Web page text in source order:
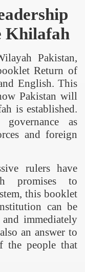
Khilafah
Pakistan,
Return of
English. This
Pakistan will
is established.
as
and foreign
rulers have
promises to
this booklet
can be
immediately
an answer to
the people that